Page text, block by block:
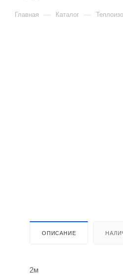
Главная — Каталог —
ОПИСАНИЕ
2м